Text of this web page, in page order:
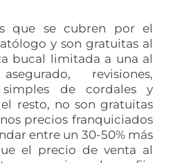
que se cubren por el
y son gratuitas al
bucal limitada a una al
revisiones,
simples de cordales y
resto, no son gratuitas
precios franquiciados
entre un 30-50% más
el precio de venta al